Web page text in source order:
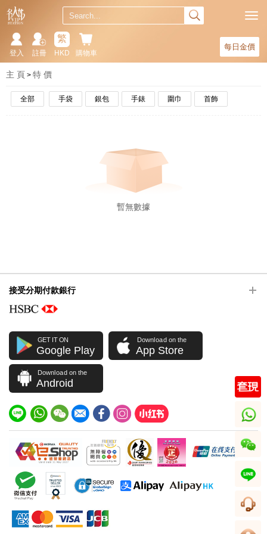
每日金價
購物車
繁
HKD
註冊
登入
主 頁 特 價
全部 手袋 銀包 手錶 圍巾 首飾
暫無數據
接受分期付款銀行
GET IT ON
Google Play
Download on the
App Store
Download on the
Android
whatsapp